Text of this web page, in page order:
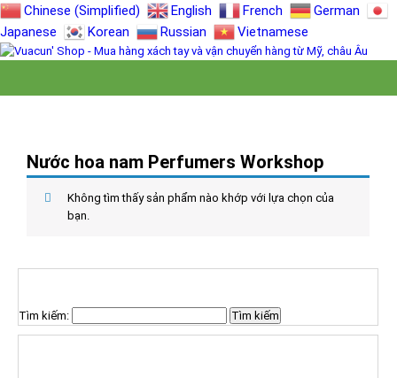
Chinese (Simplified) English French
German
Japanese
Korean Russian Vietnamese
Nước hoa nam Perfumers Workshop
Không tìm thấy sản phẩm nào khớp với lựa chọn của
bạn.
Tìm kiếm: